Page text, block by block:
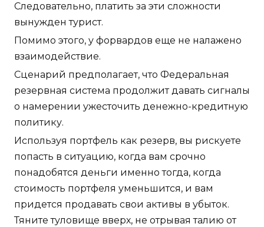
Следовательно, платить за эти сложности
вынужден турист.
Помимо этого, у форвардов еще не налажено
взаимодействие.
Сценарий предполагает, что Федеральная
резервная система продолжит давать сигналы
о намерении ужесточить денежно-кредитную
политику.
Используя портфель как резерв, вы рискуете
попасть в ситуацию, когда вам срочно
понадобятся деньги именно тогда, когда
стоимость портфеля уменьшится, и вам
придется продавать свои активы в убыток.
Тяните туловище вверх, не отрывая талию от